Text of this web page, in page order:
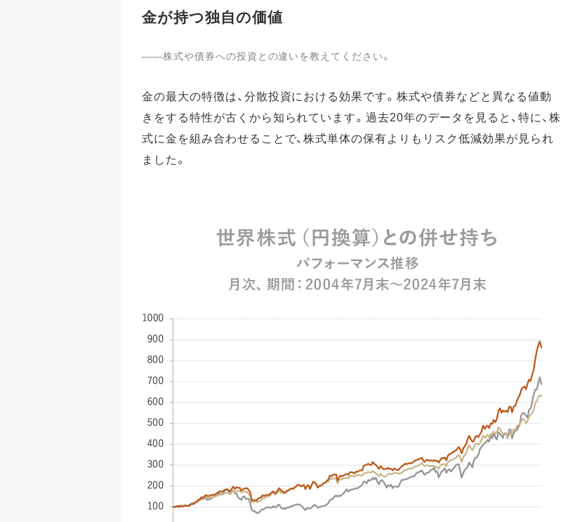
金が持つ独自の価値
――株式や債券への投資との違いを教えてください。
金の最大の特徴は、分散投資における効果です。株式や債券などと異なる値動
きをする特性が古くから知られています。過去20年のデータを見ると、特に、株
式に金を組み合わせることで、株式単体の保有よりもリスク低減効果が見られ
ました。